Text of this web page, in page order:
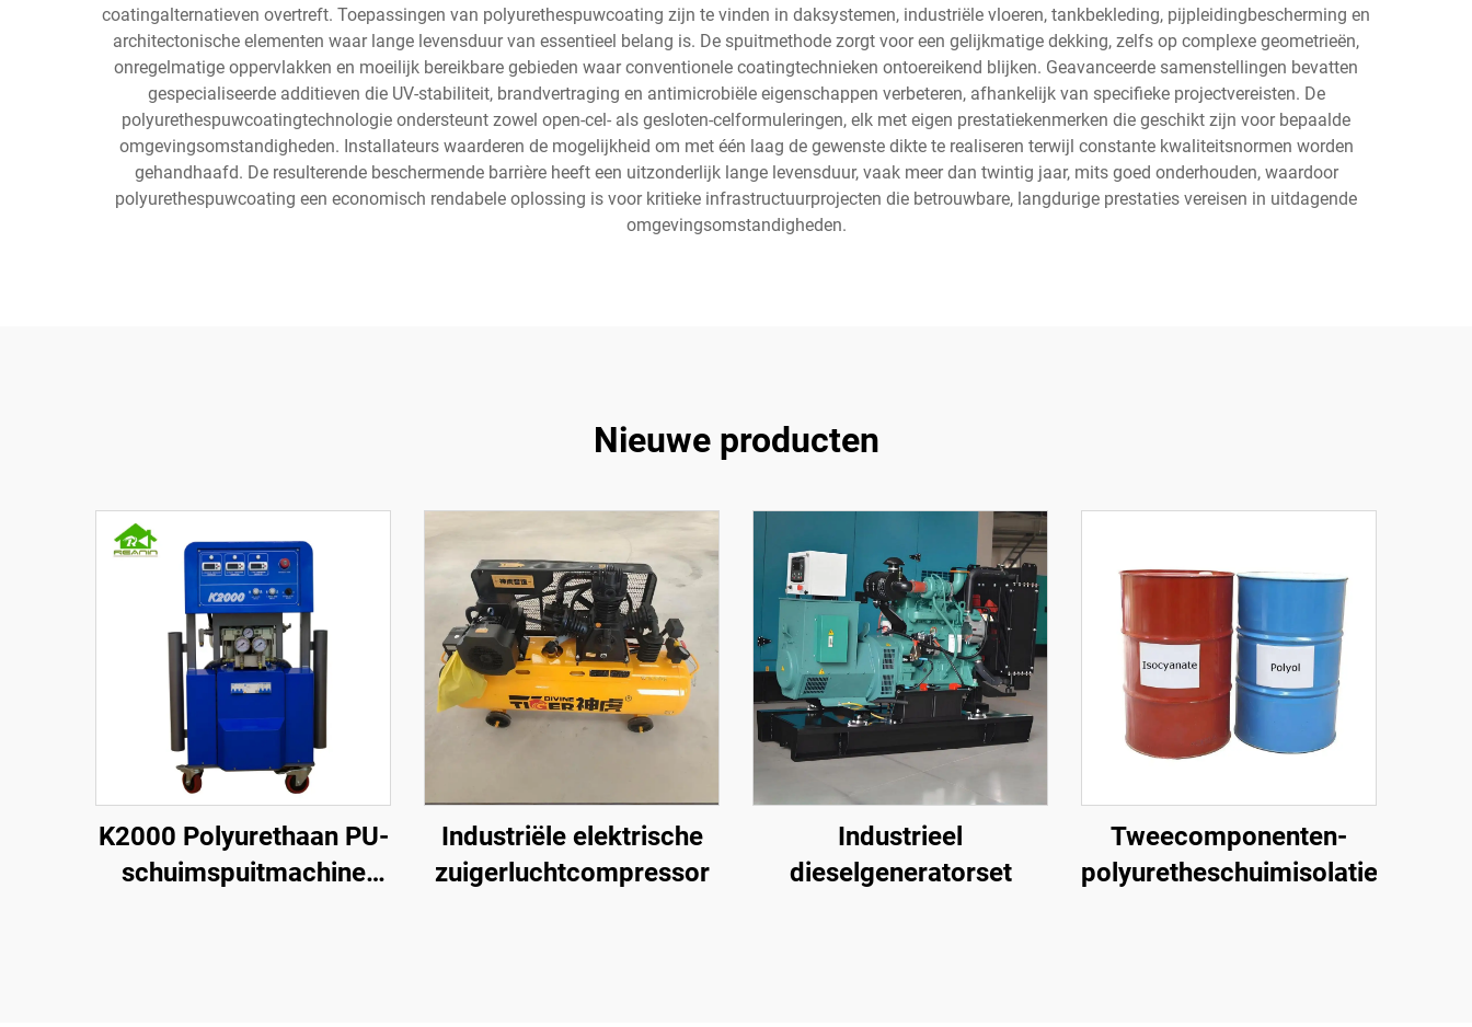
coatingalternatieven overtreft. Toepassingen van polyurethespuwcoating zijn te vinden in daksystemen, industriële vloeren, tankbekleding, pijpleidingbescherming en
architectonische elementen waar lange levensduur van essentieel belang is. De spuitmethode zorgt voor een gelijkmatige dekking, zelfs op complexe geometrieën,
onregelmatige oppervlakken en moeilijk bereikbare gebieden waar conventionele coatingtechnieken ontoereikend blijken. Geavanceerde samenstellingen bevatten
gespecialiseerde additieven die UV-stabiliteit, brandvertraging en antimicrobiële eigenschappen verbeteren, afhankelijk van specifieke projectvereisten. De
polyurethespuwcoatingtechnologie ondersteunt zowel open-cel- als gesloten-celformuleringen, elk met eigen prestatiekenmerken die geschikt zijn voor bepaalde
omgevingsomstandigheden. Installateurs waarderen de mogelijkheid om met één laag de gewenste dikte te realiseren terwijl constante kwaliteitsnormen worden
gehandhaafd. De resulterende beschermende barrière heeft een uitzonderlijk lange levensduur, vaak meer dan twintig jaar, mits goed onderhouden, waardoor
polyurethespuwcoating een economisch rendabele oplossing is voor kritieke infrastructuurprojecten die betrouwbare, langdurige prestaties vereisen in uitdagende
omgevingsomstandigheden.
Nieuwe producten
K2000 Polyurethaan PU-
schuimspuitmachine
Industriële elektrische
zuigerluchtcompressor
Industrieel
dieselgeneratorset
Tweecomponenten-